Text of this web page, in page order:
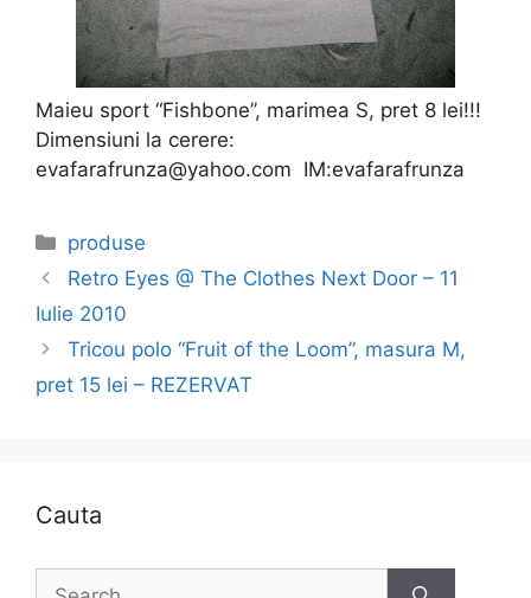
Maieu sport “Fishbone”, marimea S, pret 8 lei!!!
Dimensiuni la cerere:
evafarafrunza@yahoo.com IM:evafarafrunza
Categories
produse
Retro Eyes @ The Clothes Next Door – 11
Iulie 2010
Tricou polo “Fruit of the Loom”, masura M,
pret 15 lei – REZERVAT
Cauta